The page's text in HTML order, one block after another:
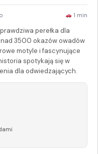
1 min
perełka dla
3500 okazów owadów
motyle i fascynujące
spotykają się w
dla odwiedzających.